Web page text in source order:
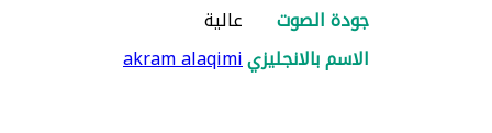
جودة الصوت
عالية
الاسم بالانجليزيakram alaqimi